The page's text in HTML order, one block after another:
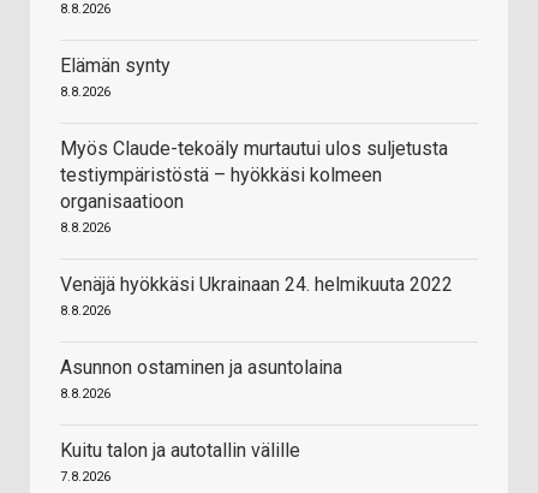
8.8.2026
Elämän synty
8.8.2026
Myös Claude-tekoäly murtautui ulos suljetusta
testiympäristöstä – hyökkäsi kolmeen
organisaatioon
8.8.2026
Venäjä hyökkäsi Ukrainaan 24. helmikuuta 2022
8.8.2026
Asunnon ostaminen ja asuntolaina
8.8.2026
Kuitu talon ja autotallin välille
7.8.2026